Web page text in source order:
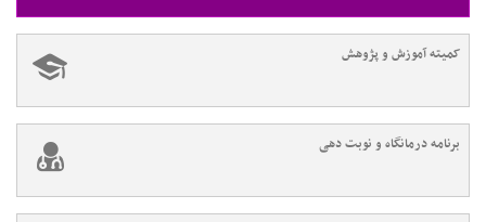
کمیته آموزش و پژوهش
برنامه درمانگاه و نوبت دهی